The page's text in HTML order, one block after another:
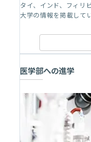
タイ、インド、フィリ
大学の情報を掲載してい
医学部への進学